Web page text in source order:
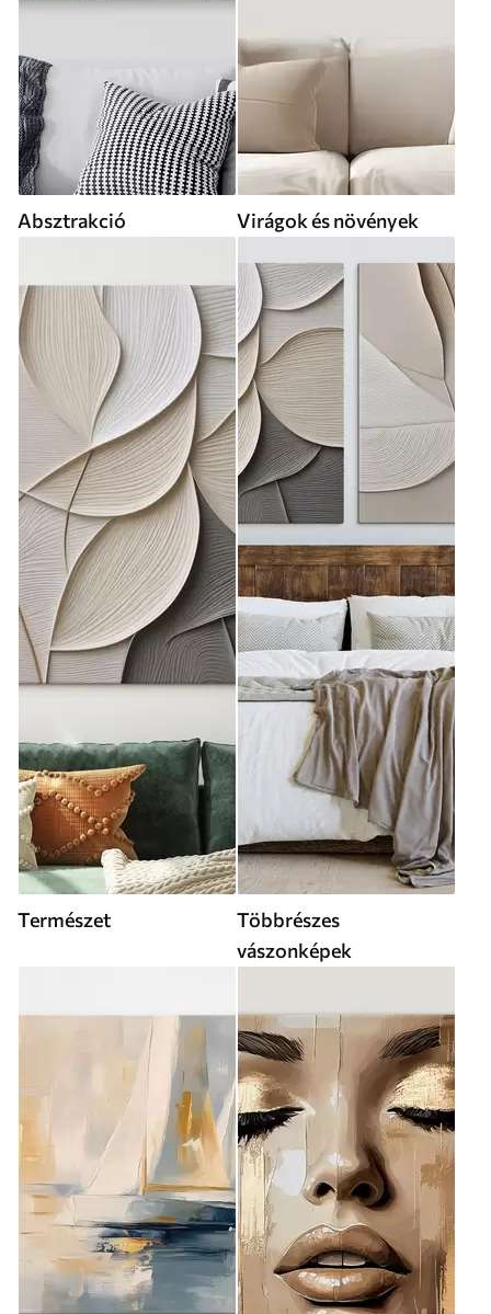
Absztrakció Virágok és növények
Természet
Többrészes
vászonképek